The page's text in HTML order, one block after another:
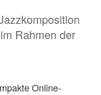
Rahmen der
Online-